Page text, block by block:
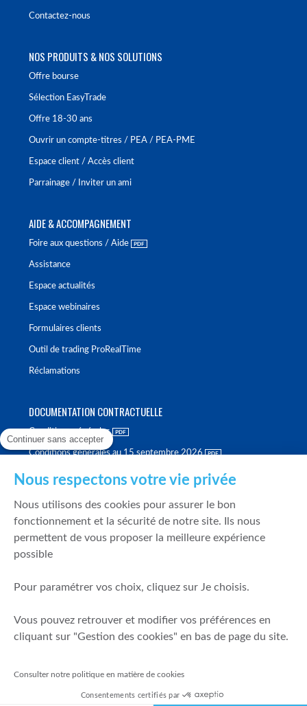
Contactez-nous
NOS PRODUITS & NOS SOLUTIONS
Offre bourse
Sélection EasyTrade
Offre 18-30 ans
Ouvrir un compte-titres / PEA / PEA-PME
Espace client / Accès client
Parrainage / Inviter un ami
AIDE & ACCOMPAGNEMENT
Foire aux questions / Aide
Assistance
Espace actualités
Espace webinaires
Formulaires clients
Outil de trading ProRealTime
Réclamations
DOCUMENTATION CONTRACTUELLE
Conditions générales
Conditions générales au 15 septembre 2026
Politique de meilleure sélection
Politique de durabilité
Fonds de garantie des dépôts et de résolution
Mentions légales
Prévention de la fraude
Continuer sans accepter
Nous respectons votre vie privée
Nous utilisons des cookies pour assurer le bon
fonctionnement et la sécurité de notre site. Ils nous
permettent de vous proposer la meilleure expérience
possible
Pour paramétrer vos choix, cliquez sur Je choisis.
Vous pouvez retrouver et modifier vos préférences en
cliquant sur "Gestion des cookies" en bas de page du site.
Consulter notre politique en matière de cookies
Consentements certifiés par